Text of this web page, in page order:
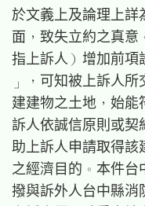
於文義上及論理上詳
面，致失立約之真
指上訴人）增加前項
」，可知被上訴人
建建物之土地，始能
訴人依誠信原則或契
助上訴人申請取得該
之經濟目的。本件台
撥與訴外人台中縣消